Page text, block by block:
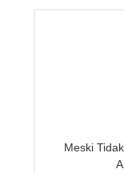
Meski